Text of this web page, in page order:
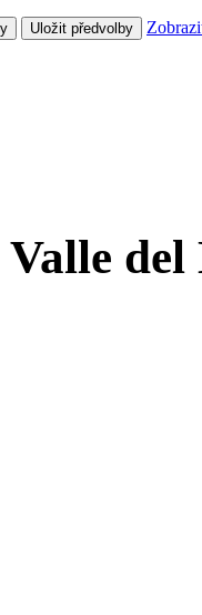
Uložit předvolby
del